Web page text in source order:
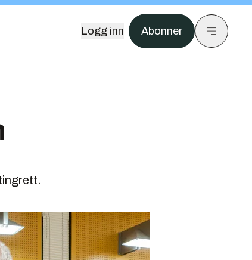
Logg inn Abonner